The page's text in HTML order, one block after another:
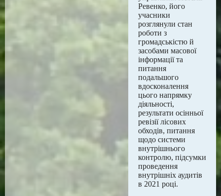
Ревенко, його
учасники
розглянули стан
роботи з
громадськістю й
засобами масової
інформації та
питання
подальшого
вдосконалення
цього напрямку
діяльності,
результати ociнньої
ревiзiї лiсових
обходiв, питання
щодо системи
внутрiшнього
контролю, пiдсумки
проведення
внутрiшнiх аудитiв
в 2021 pоці.